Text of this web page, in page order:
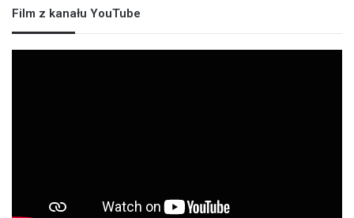
Film z kanału YouTube